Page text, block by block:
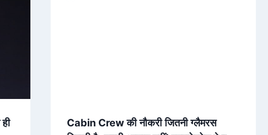
Cabin Crew की नौकरी जितनी ग्लैमरस